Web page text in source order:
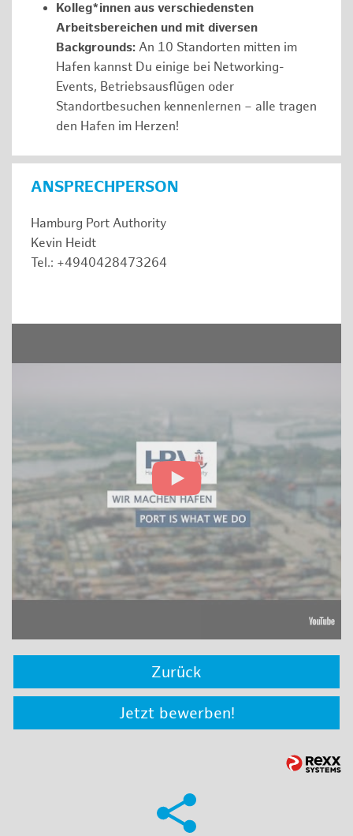
Kolleg*innen aus verschiedensten
Arbeitsbereichen und mit diversen
Backgrounds: An 10 Standorten mitten im
Hafen kannst Du einige bei Networking-
Events, Betriebsausflügen oder
Standortbesuchen kennenlernen – alle tragen
den Hafen im Herzen!
ANSPRECHPERSON
Hamburg Port Authority
Kevin Heidt
Tel.: +4940428473264
Zurück
Jetzt bewerben!